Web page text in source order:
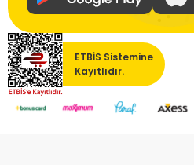
ETBİS Sistemine
Kayıtlıdır.